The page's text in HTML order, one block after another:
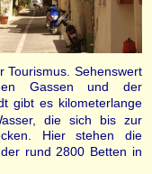
Sehenswert
Gassen und der
gibt es kilometerlange
die sich bis zur
Hier stehen die
rund 2800 Betten in